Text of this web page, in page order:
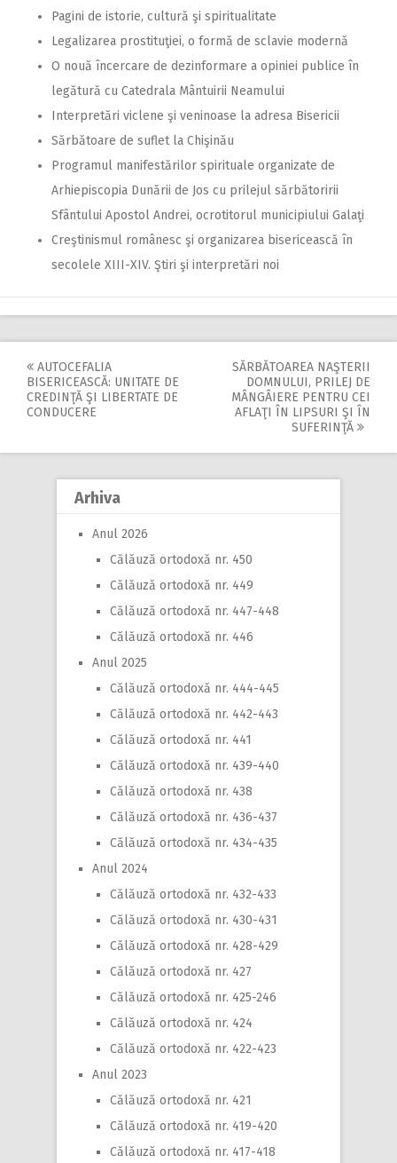
Pagini de istorie, cultură şi spiritualitate
Legalizarea prostituţiei, o formă de sclavie modernă
O nouă încercare de dezinformare a opiniei publice în
legătură cu Catedrala Mântuirii Neamului
Interpretări viclene şi veninoase la adresa Bisericii
Sărbătoare de suflet la Chişinău
Programul manifestărilor spirituale organizate de
Arhiepiscopia Dunării de Jos cu prilejul sărbătoririi
Sfântului Apostol Andrei, ocrotitorul municipiului Galaţi
Creştinismul românesc şi organizarea bisericească în
secolele XIII-XIV. Ştiri şi interpretări noi
Post
navigation
AUTOCEFALIA
BISERICEASCĂ: UNITATE DE
CREDINŢĂ ŞI LIBERTATE DE
CONDUCERE
SĂRBĂTOAREA NAŞTERII
DOMNULUI, PRILEJ DE
MÂNGÂIERE PENTRU CEI
AFLAŢI ÎN LIPSURI ŞI ÎN
SUFERINŢĂ
Arhiva
Anul 2026
Călăuză ortodoxă nr. 450
Călăuză ortodoxă nr. 449
Călăuză ortodoxă nr. 447-448
Călăuză ortodoxă nr. 446
Anul 2025
Călăuză ortodoxă nr. 444-445
Călăuză ortodoxă nr. 442-443
Călăuză ortodoxă nr. 441
Călăuză ortodoxă nr. 439-440
Călăuză ortodoxă nr. 438
Călăuză ortodoxă nr. 436-437
Călăuză ortodoxă nr. 434-435
Anul 2024
Călăuză ortodoxă nr. 432-433
Călăuză ortodoxă nr. 430-431
Călăuză ortodoxă nr. 428-429
Călăuză ortodoxă nr. 427
Călăuză ortodoxă nr. 425-246
Călăuză ortodoxă nr. 424
Călăuză ortodoxă nr. 422-423
Anul 2023
Călăuză ortodoxă nr. 421
Călăuză ortodoxă nr. 419-420
Călăuză ortodoxă nr. 417-418